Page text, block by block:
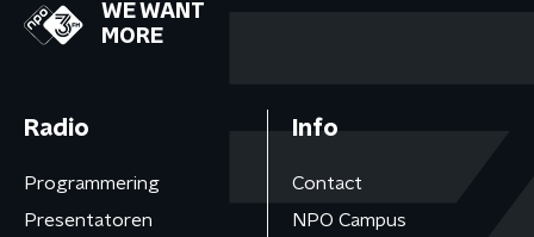
WE WANT
MORE
Radio
Programmering
Presentatoren
Info
Contact
NPO Campus